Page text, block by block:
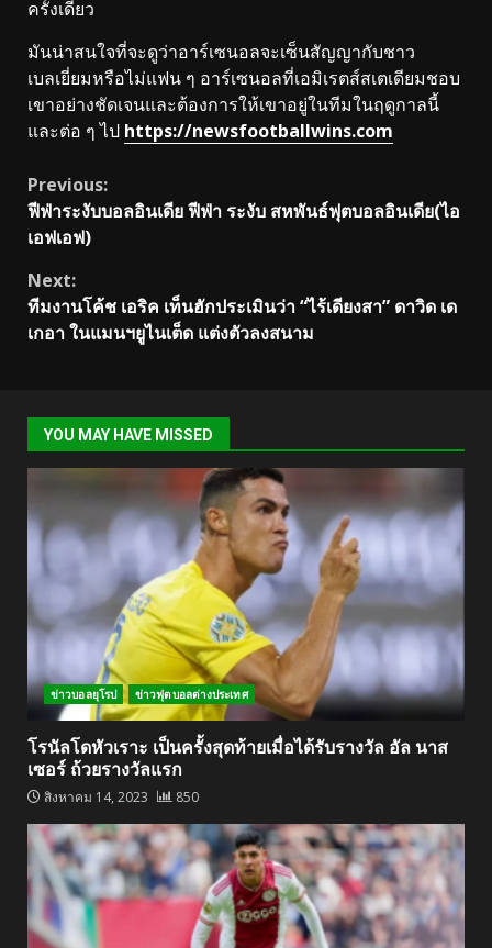
ครั้งเดียว
มันน่าสนใจที่จะดูว่าอาร์เซนอลจะเซ็นสัญญากับชาว
เบลเยี่ยมหรือไม่แฟน ๆ อาร์เซนอลที่เอมิเรตส์สเตเดียมชอบ
เขาอย่างชัดเจนและต้องการให้เขาอยู่ในทีมในฤดูกาลนี้
และต่อ ๆ ไป https://newsfootballwins.com
Continue
Reading
Previous:
ฟีฟ่าระงับบอลอินเดีย ฟีฟ่า ระงับ สหพันธ์ฟุตบอลอินเดีย(ไอ
เอฟเอฟ)
Next:
ทีมงานโค้ช เอริค เท็นฮักประเมินว่า “ไร้เดียงสา” ดาวิด เด
เกอา ในแมนฯยูไนเต็ด แต่งตัวลงสนาม
YOU MAY HAVE MISSED
ข่าวบอลยุโรป ข่าวฟุตบอลต่างประเทศ
โรนัลโดหัวเราะ เป็นครั้งสุดท้ายเมื่อได้รับรางวัล อัล นาส
เซอร์ ถ้วยรางวัลแรก
สิงหาคม 14, 2023 850